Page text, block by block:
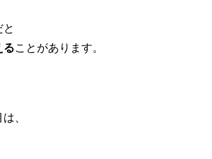
ることがあります。
、